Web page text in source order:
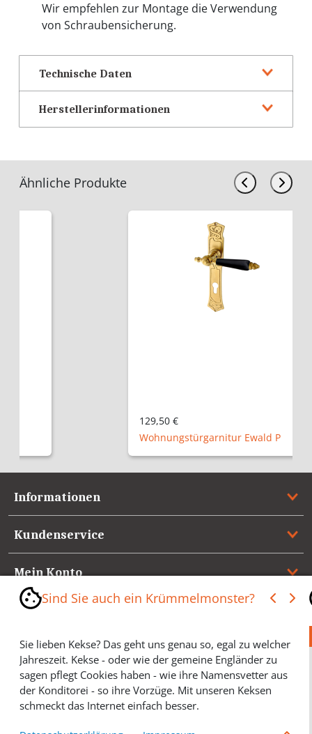
Wir empfehlen zur Montage die Verwendung
von Schraubensicherung.
Technische Daten
Herstellerinformationen
Ähnliche Produkte
Wohnungstürgarnitur Ewald P
Informationen
Kundenservice
Mein Konto
Referenzen
Medienspiegel & Presseinformationen
*** Vertrag widerrufen ***
Sind Sie auch ein Krümmelmonster?
Sie lieben Kekse? Das geht uns genau so, egal zu welcher
Jahreszeit. Kekse - oder wie der gemeine Engländer zu
sagen pflegt Cookies haben - wie ihre Namensvetter aus
der Konditorei - so ihre Vorzüge. Mit unseren Keksen
schmeckt das Internet einfach besser.
Cookies helfen Ihnen, Ihre gewünschten Artikel schneller